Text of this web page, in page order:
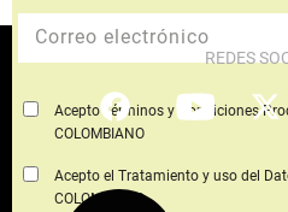
Acepto Términos y Condiciones
COLOMBIANO
Acepto el Tratamiento y uso del
COLOMBIANO
REDES